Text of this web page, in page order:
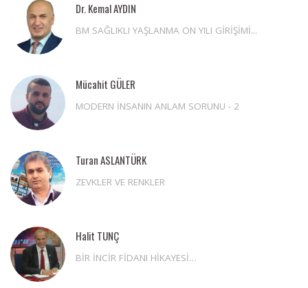
Dr. Kemal AYDIN
BM SAĞLIKLI YAŞLANMA ON YILI GİRİŞİMİ...
Mücahit GÜLER
MODERN İNSANIN ANLAM SORUNU - 2
Turan ASLANTÜRK
ZEVKLER VE RENKLER
Halit TUNÇ
BİR İNCİR FİDANI HİKAYESİ…